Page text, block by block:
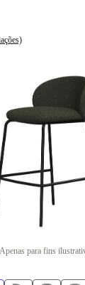
Apenas para fins